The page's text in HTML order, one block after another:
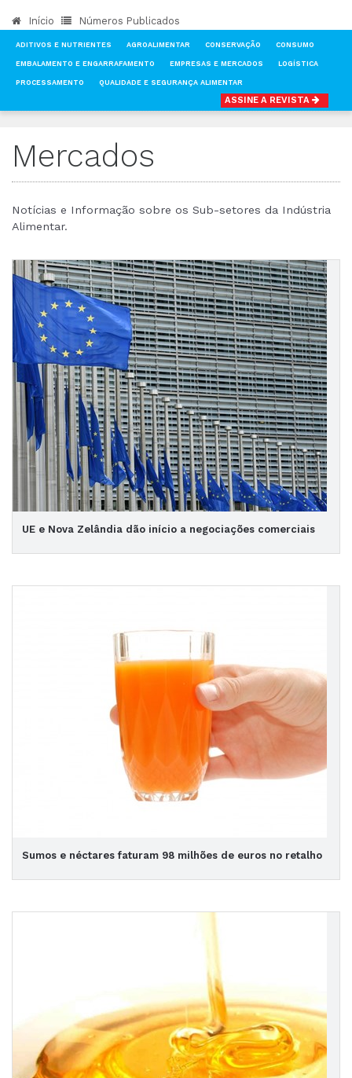
Início Números Publicados
ADITIVOS E NUTRIENTES AGROALIMENTAR CONSERVAÇÃO CONSUMO
EMBALAMENTO E ENGARRAFAMENTO EMPRESAS E MERCADOS LOGÍSTICA
PROCESSAMENTO QUALIDADE E SEGURANÇA ALIMENTAR
ASSINE A REVISTA
Mercados
Notícias e Informação sobre os Sub-setores da Indústria
Alimentar.
UE e Nova Zelândia dão início a negociações comerciais
Sumos e néctares faturam 98 milhões de euros no retalho